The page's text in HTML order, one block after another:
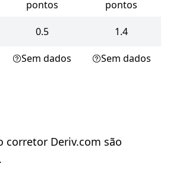
pontos
pontos
0.5 1.4
Sem dados Sem dados
corretor Deriv.com são